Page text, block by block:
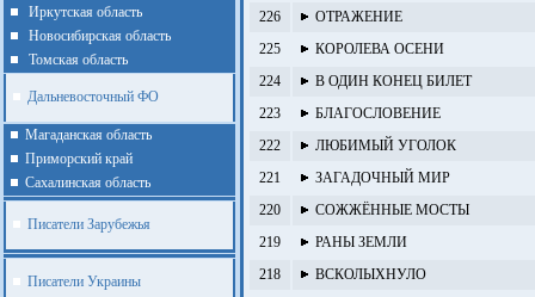
Иркутская область
Новосибирская область
Томская область
Дальневосточный ФО
Магаданская область
Приморский край
Cахалинская область
Писатели Зарубежья
Писатели Украины
226
ОТРАЖЕНИЕ
225
КОРОЛЕВА ОСЕНИ
224
В ОДИН КОНЕЦ БИЛЕТ
223
БЛАГОСЛОВЕНИЕ
222
ЛЮБИМЫЙ УГОЛОК
221
ЗАГАДОЧНЫЙ МИР
220
СОЖЖЁННЫЕ МОСТЫ
219
РАНЫ ЗЕМЛИ
218
ВСКОЛЫХНУЛО